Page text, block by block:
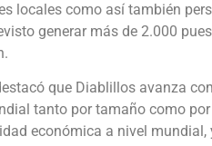
locales como así también
generar más de 2.000
que Diablillos avanza
tanto por tamaño como
económica a nivel